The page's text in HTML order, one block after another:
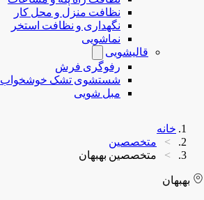
نظافت منزل و محل کار
نگهداری و نظافت استخر
نماشویی
قالیشویی
رفوگری فرش
شستشوی تشک خوشخواب
مبل شویی
خانه
متخصصین
متخصصین بهبهان
بهبهان